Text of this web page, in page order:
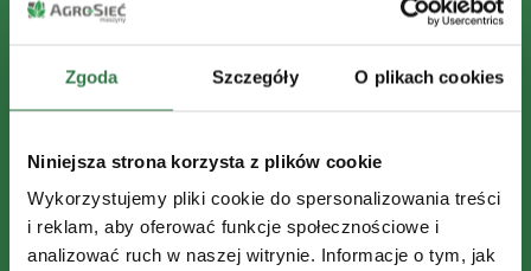
Zgoda Szczegóły O plikach cookies
Niniejsza strona korzysta z plików cookie
Wykorzystujemy pliki cookie do spersonalizowania treści
i reklam, aby oferować funkcje społecznościowe i
analizować ruch w naszej witrynie. Informacje o tym, jak